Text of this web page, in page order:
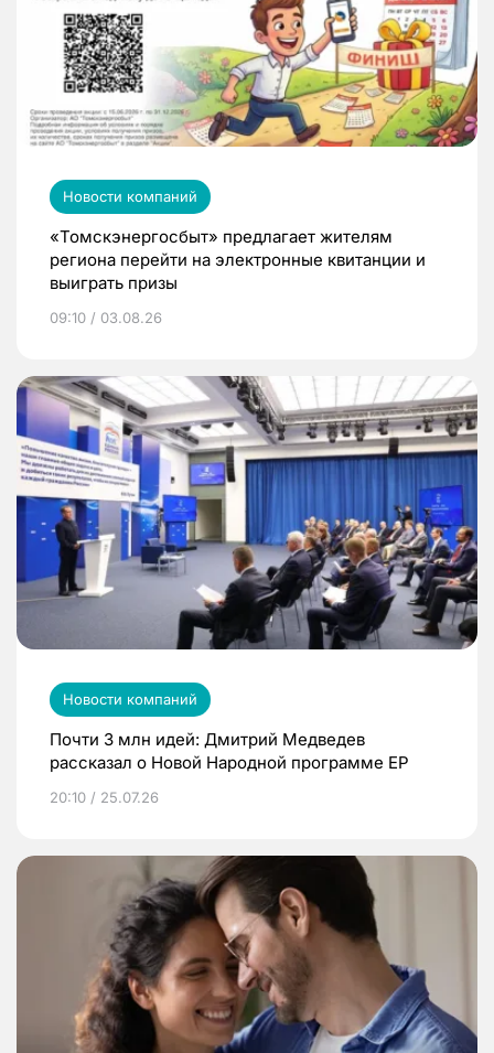
Новости компаний
«Томскэнергосбыт» предлагает жителям
региона перейти на электронные квитанции и
выиграть призы
09:10 / 03.08.26
Новости компаний
Почти 3 млн идей: Дмитрий Медведев
рассказал о Новой Народной программе ЕР
20:10 / 25.07.26